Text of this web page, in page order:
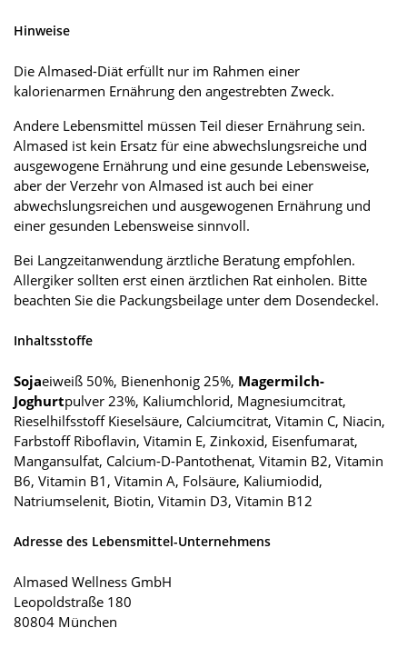
Hinweise
Die Almased-Diät erfüllt nur im Rahmen einer
kalorienarmen Ernährung den angestrebten Zweck.
Andere Lebensmittel müssen Teil dieser Ernährung sein.
Almased ist kein Ersatz für eine abwechslungsreiche und
ausgewogene Ernährung und eine gesunde Lebensweise,
aber der Verzehr von Almased ist auch bei einer
abwechslungsreichen und ausgewogenen Ernährung und
einer gesunden Lebensweise sinnvoll.
Bei Langzeitanwendung ärztliche Beratung empfohlen.
Allergiker sollten erst einen ärztlichen Rat einholen. Bitte
beachten Sie die Packungsbeilage unter dem Dosendeckel.
Inhaltsstoffe
Sojaeiweiß 50%, Bienenhonig 25%, Magermilch-
Joghurtpulver 23%, Kaliumchlorid, Magnesiumcitrat,
Rieselhilfsstoff Kieselsäure, Calciumcitrat, Vitamin C, Niacin,
Farbstoff Riboflavin, Vitamin E, Zinkoxid, Eisenfumarat,
Mangansulfat, Calcium-D-Pantothenat, Vitamin B2, Vitamin
B6, Vitamin B1, Vitamin A, Folsäure, Kaliumiodid,
Natriumselenit, Biotin, Vitamin D3, Vitamin B12
Adresse des Lebensmittel-Unternehmens
Almased Wellness GmbH
Leopoldstraße 180
80804 München